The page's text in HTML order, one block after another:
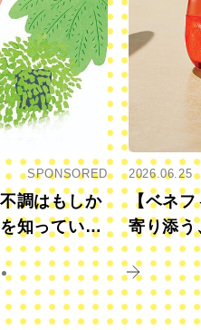
SPONSORED
調はもしか
知っていま
2026.06.25
【ベネフ
寄り添う
きに